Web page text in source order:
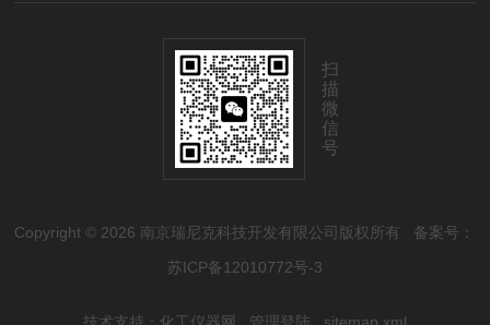
扫
描
微
信
号
Copyright © 2026 南京瑞尼克科技开发有限公司版权所有 备案号：
苏ICP备12010772号-3